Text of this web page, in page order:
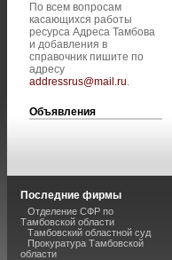
По всем вопросам
касающихся работы
ресурса Адреса Тамбова
и добавления в
справочник пишите по
адресу
addressrus@mail.ru.
Объявления
Последние фирмы
Отделение СФР по
Тамбовской области
Тамбовский областной суд
Прокуратура Тамбовской
области